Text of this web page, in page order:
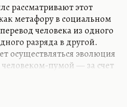
рассматривают этот
метафору в социальном
человека из одного
разряда в другой.
осуществляться эволюция
пумой — за счет
счет закона: дать
станет человеком.